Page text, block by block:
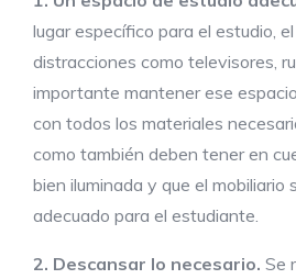
lugar específico para el estudio,
distracciones como televisores,
importante mantener ese
con todos los materiales
como también deben tener en
bien iluminada y que el mobiliario
adecuado para el estudiante.
2. Descansar lo necesario. Se